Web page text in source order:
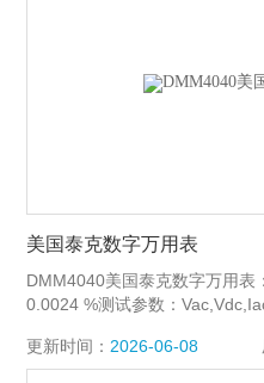
美国泰克数字万用表
DMM4040美国泰克数字万用表
0.0024 %测试参数：
更新时间： 2026-06-08